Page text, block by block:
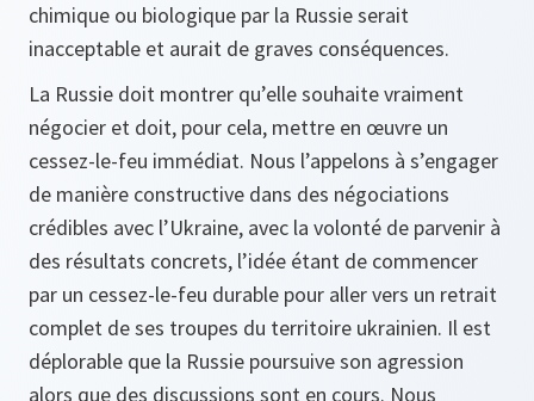
chimique ou biologique par la Russie serait
inacceptable et aurait de graves conséquences.
La Russie doit montrer qu’elle souhaite vraiment
négocier et doit, pour cela, mettre en œuvre un
cessez-le-feu immédiat. Nous l’appelons à s’engager
de manière constructive dans des négociations
crédibles avec l’Ukraine, avec la volonté de parvenir à
des résultats concrets, l’idée étant de commencer
par un cessez-le-feu durable pour aller vers un retrait
complet de ses troupes du territoire ukrainien. Il est
déplorable que la Russie poursuive son agression
alors que des discussions sont en cours. Nous